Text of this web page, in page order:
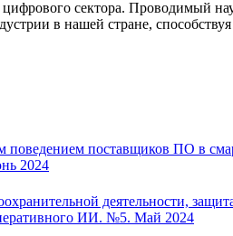
цифрового сектора. Проводимый
в нашей стране,
поведением поставщиков ПО в
2024
деятельности,
ИИ. №5. Май 2024